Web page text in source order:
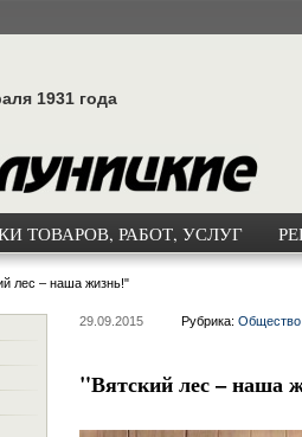
1931 года
ТОВАРОВ, РАБОТ, УСЛУГ
лес – наша жизнь!"
29.09.2015 Рубрика: Общество
"Вятский лес – наша